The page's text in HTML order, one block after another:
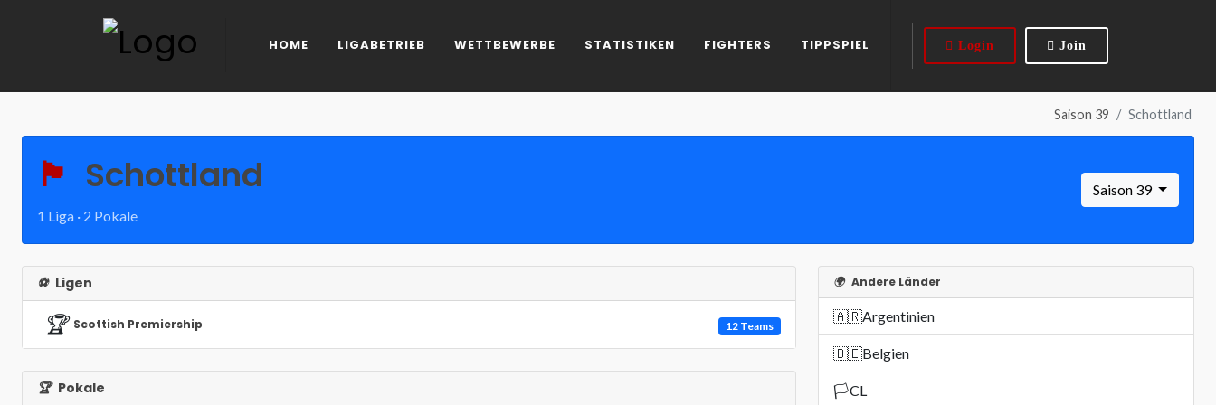
Login Join
HOME LIGABETRIEB WETTBEWERBE STATISTIKEN FIGHTERS TIPPSPIEL
Saison 39 Schottland
🏴󠁧󠁢󠁳󠁣󠁴󠁿 Schottland
1 Liga · 2 Pokale
Saison 39
⚽ Ligen
🏆 Scottish Premiership 12 Teams
🏆 Pokale
🌍 Andere Länder
🇦🇷Argentinien
🇧🇪Belgien
🏳️CL